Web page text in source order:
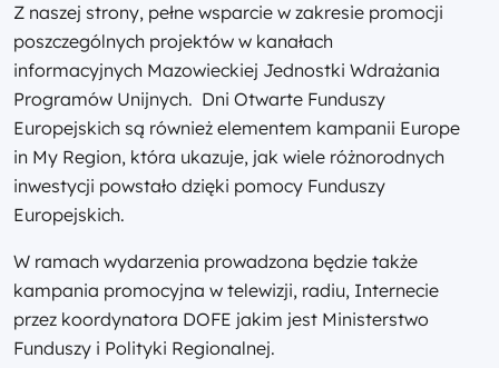
Z naszej strony, pełne wsparcie w zakresie promocji
poszczególnych projektów w kanałach
informacyjnych Mazowieckiej Jednostki Wdrażania
Programów Unijnych. Dni Otwarte Funduszy
Europejskich są również elementem kampanii Europe
in My Region, która ukazuje, jak wiele różnorodnych
inwestycji powstało dzięki pomocy Funduszy
Europejskich.
W ramach wydarzenia prowadzona będzie także
kampania promocyjna w telewizji, radiu, Internecie
przez koordynatora DOFE jakim jest Ministerstwo
Funduszy i Polityki Regionalnej.